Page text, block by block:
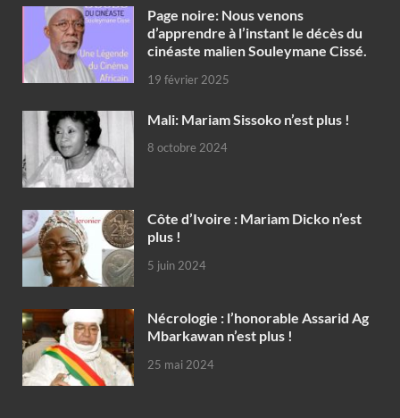
Page noire: Nous venons
d’apprendre à l’instant le décès du
cinéaste malien Souleymane Cissé.
19 février 2025
Mali: Mariam Sissoko n’est plus !
8 octobre 2024
Côte d’Ivoire : Mariam Dicko n’est
plus !
5 juin 2024
Nécrologie : l’honorable Assarid Ag
Mbarkawan n’est plus !
25 mai 2024